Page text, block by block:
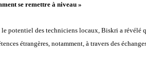
se remettre à niveau »
potentiel des techniciens locaux, Biskri a révélé
étrangères, notamment, à travers des